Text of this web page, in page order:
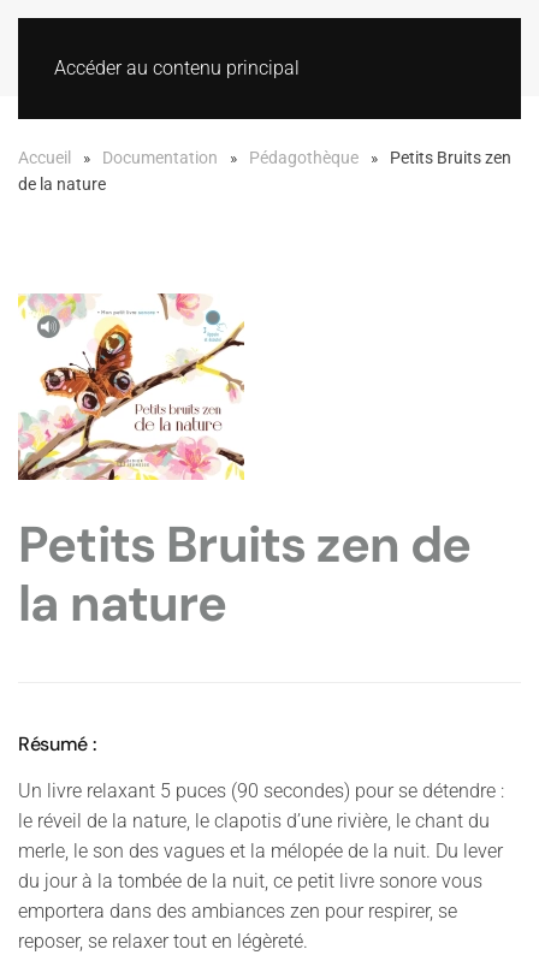
Accéder au contenu principal
Accueil Documentation Pédagothèque
Petits Bruits zen
de la nature
Petits Bruits zen de
la nature
Résumé :
Un livre relaxant 5 puces (90 secondes) pour se détendre :
le réveil de la nature, le clapotis d’une rivière, le chant du
merle, le son des vagues et la mélopée de la nuit. Du lever
du jour à la tombée de la nuit, ce petit livre sonore vous
emportera dans des ambiances zen pour respirer, se
reposer, se relaxer tout en légèreté.